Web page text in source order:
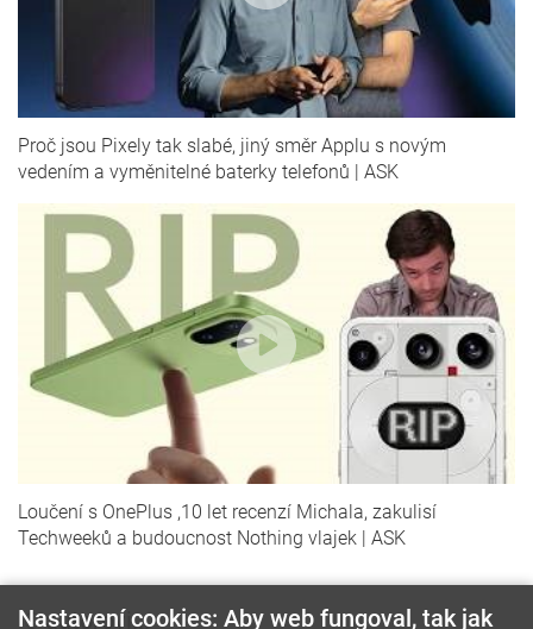
Oautorovi...
Proč jsou Pixely tak slabé, jiný směr Applu s novým
vedením a vyměnitelné baterky telefonů | ASK
Loučení s OnePlus ,10 let recenzí Michala, zakulisí
Techweeků a budoucnost Nothing vlajek | ASK
Nastavení cookies: Aby web fungoval, tak jak